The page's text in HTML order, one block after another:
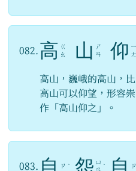
082. 高 ㄍ
ㄠ
山
ㄕ
ㄢ
仰 ㄧ
ㄤ
高山，巍峨的高山，
高山可以仰望，形容
作「高山仰之」。
083. 自 ㄗ ˋ 怨 ㄩ
ˋ 自 ㄗ